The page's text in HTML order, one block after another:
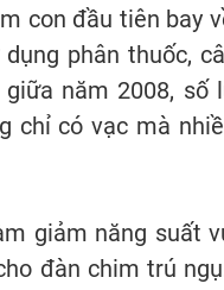
con đầu tiên bay
phân thuốc,
năm 2008, số
chỉ có vạc mà
giảm năng suất
đàn chim trú